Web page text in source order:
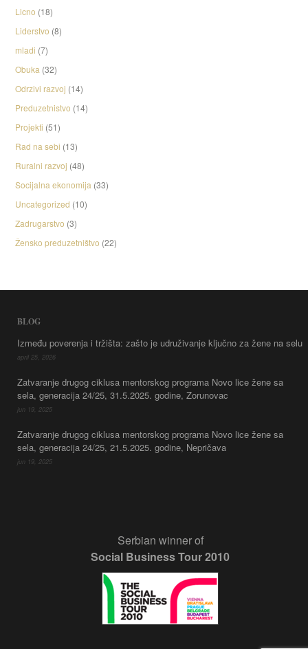
Licno (18)
Liderstvo (8)
mladi (7)
Obuka (32)
Odrzivi razvoj (14)
Preduzetnistvo (14)
Projekti (51)
Rad na sebi (13)
Ruralni razvoj (48)
Socijalna ekonomija (33)
Uncategorized (10)
Zadrugarstvo (3)
Žensko preduzetništvo (22)
BLOG
Između poverenja i tržišta: zašto je udruživanje ključno za žene na selu
april 25, 2026
Zatvaranje drugog ciklusa mentorskog programa Novo lice žene sa
sela, generacija 24/25, 31.5.2025. godine, Zorunovac
jun 19, 2025
Zatvaranje drugog ciklusa mentorskog programa Novo lice žene sa
sela, generacija 24/25, 21.5.2025. godine, Nepričava
jun 19, 2025
Serbian winner of
Social Business Tour 2010